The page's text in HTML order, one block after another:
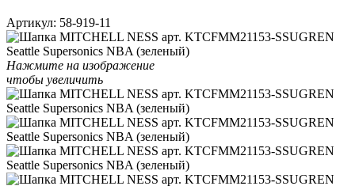
Артикул: 58-919-11
Нажмите на изображение
чтобы увеличить